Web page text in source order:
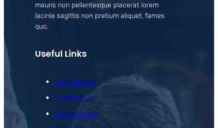
mauris non pellentesque placerat lorem
lacinia sagittis non pretium aliquet, fames
quo.
Useful Links
Help Center
Contact Us
Online Form